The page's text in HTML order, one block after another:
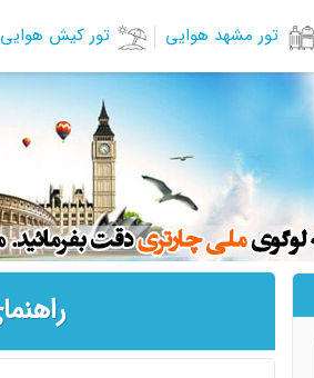
تور مشهد هوایی تور کیش هوایی